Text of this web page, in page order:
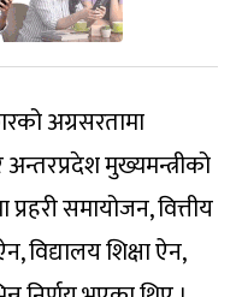
अग्रसरतामा
अन्तरप्रदेश मुख्यमन्त्रीको
समायोजन, वित्तीय
विद्यालय शिक्षा ऐन,